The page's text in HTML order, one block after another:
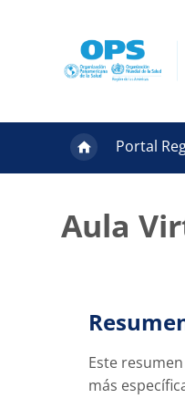
Portal
Aula
Este
más